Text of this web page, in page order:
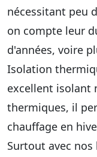
nécessitant peu
on compte leur
d'années, voire
Isolation
excellent isolant
thermiques, il
chauffage en
Surtout avec